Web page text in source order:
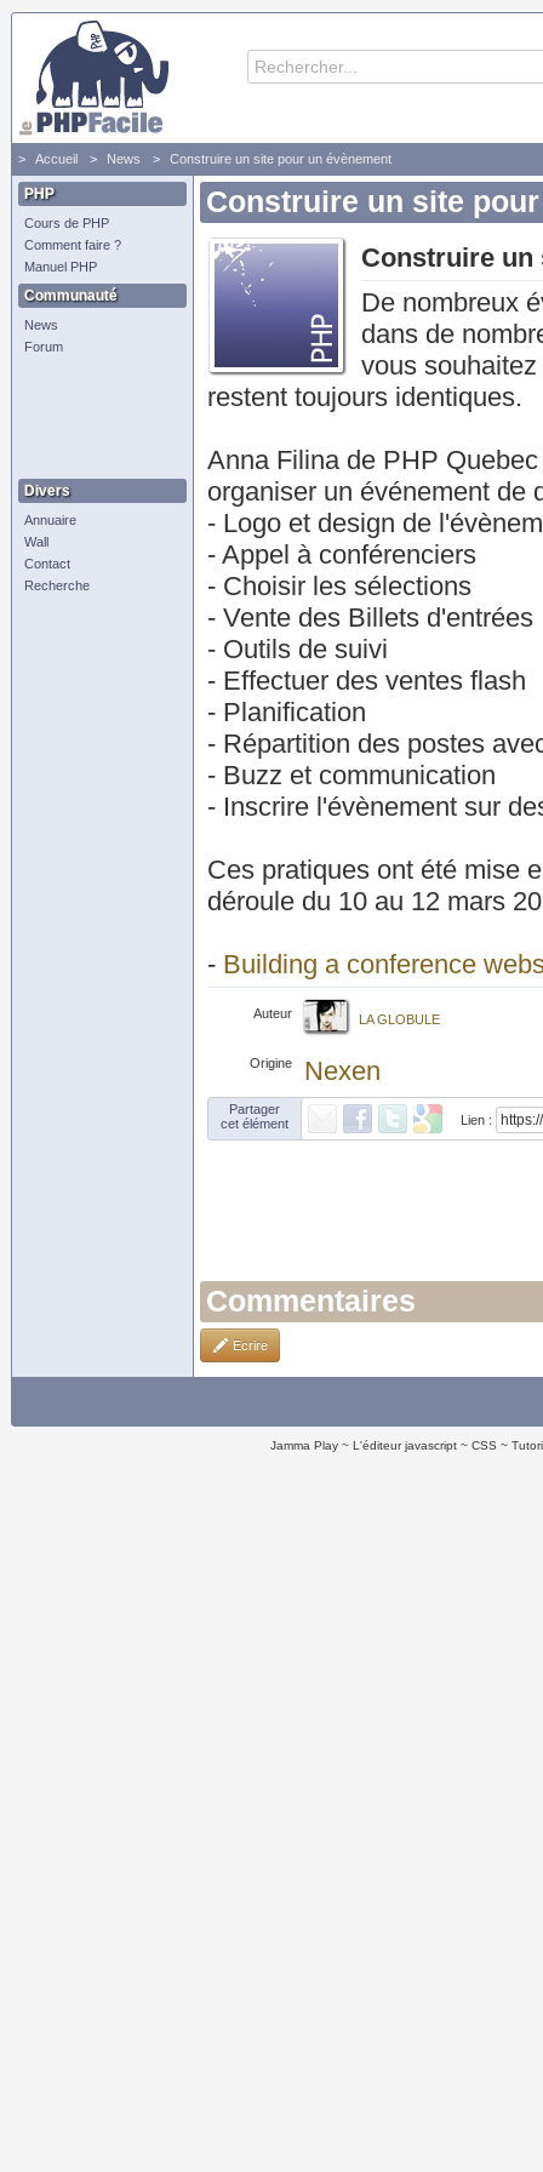
Accueil News Construire un site pour un évènement
PHP
Cours de PHP
Comment faire ?
Manuel PHP
Communauté
News
Forum
Divers
Annuaire
Wall
Contact
Recherche
Construire un site
Construire un
De nombreux
dans de
vous
restent toujours identiques.
Anna Filina de PHP
organiser un événement de
- Logo et design de
- Appel à conférenciers
- Choisir les sélections
- Vente des Billets d'entrées
- Outils de suivi
- Effectuer des ventes flash
- Planification
- Répartition des postes
- Buzz et communication
- Inscrire l'évènement sur
Ces pratiques ont été mise
déroule du 10 au 12 mars
- Building a conference
Auteur LA GLOBULE
Origine Nexen
Partager
cet élément
Lien :
Commentaires
Ecrire
Jamma Play L'éditeur javascript CSS